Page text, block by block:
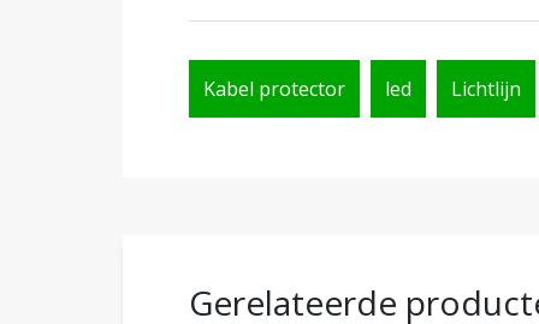
Kabel protector led Lichtlijn
Gerelateerde